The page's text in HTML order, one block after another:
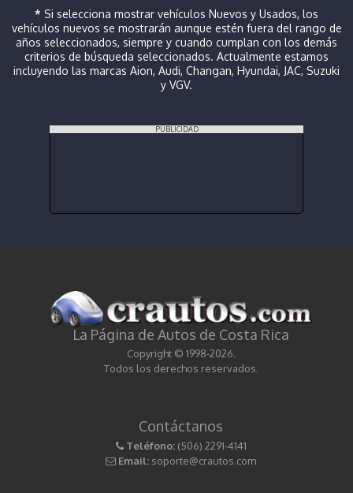
* Si selecciona mostrar vehículos Nuevos y Usados, los
vehículos nuevos se mostrarán aunque estén fuera del rango de
años seleccionados, siempre y cuando cumplan con los demás
criterios de búsqueda seleccionados. Actualmente estamos
incluyendo las marcas Aion, Audi, Changan, Hyundai, JAC, Suzuki
y VGV.
PUBLICIDAD
La Página de Autos de Costa Rica
Copyright © 1998-2026.
Todos los derechos reservados.
Contáctanos
Teléfono: (506) 2291-4141
Email: soporte@crautos.com